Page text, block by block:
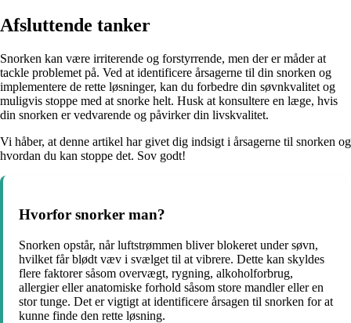
Afsluttende tanker
Snorken kan være irriterende og forstyrrende, men der er måder at
tackle problemet på. Ved at identificere årsagerne til din snorken og
implementere de rette løsninger, kan du forbedre din søvnkvalitet og
muligvis stoppe med at snorke helt. Husk at konsultere en læge, hvis
din snorken er vedvarende og påvirker din livskvalitet.
Vi håber, at denne artikel har givet dig indsigt i årsagerne til snorken og
hvordan du kan stoppe det. Sov godt!
Hvorfor snorker man?
Snorken opstår, når luftstrømmen bliver blokeret under søvn,
hvilket får blødt væv i svælget til at vibrere. Dette kan skyldes
flere faktorer såsom overvægt, rygning, alkoholforbrug,
allergier eller anatomiske forhold såsom store mandler eller en
stor tunge. Det er vigtigt at identificere årsagen til snorken for at
kunne finde den rette løsning.